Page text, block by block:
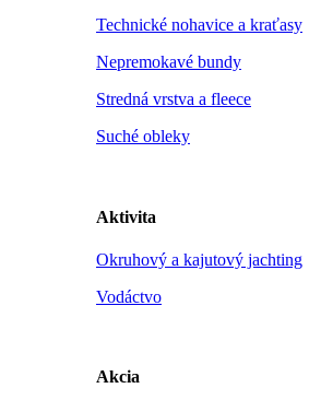
Technické nohavice a kraťasy
Nepremokavé bundy
Stredná vrstva a fleece
Suché obleky
Aktivita
Okruhový a kajutový jachting
Vodáctvo
Akcia